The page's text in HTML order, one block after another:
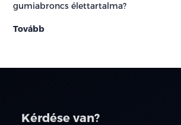
gumiabroncs élettartalma?
Tovább
Kérdése van?